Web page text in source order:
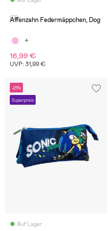
(0)
Affenzahn Federmäppchen, Dog
16,99 €
UVP: 31,99 €
-21%
Superpreis
Auf Lager